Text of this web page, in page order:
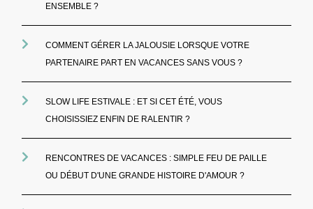
ENSEMBLE ?
COMMENT GÉRER LA JALOUSIE LORSQUE VOTRE
PARTENAIRE PART EN VACANCES SANS VOUS ?
SLOW LIFE ESTIVALE : ET SI CET ÉTÉ, VOUS
CHOISISSIEZ ENFIN DE RALENTIR ?
RENCONTRES DE VACANCES : SIMPLE FEU DE PAILLE
OU DÉBUT D'UNE GRANDE HISTOIRE D'AMOUR ?